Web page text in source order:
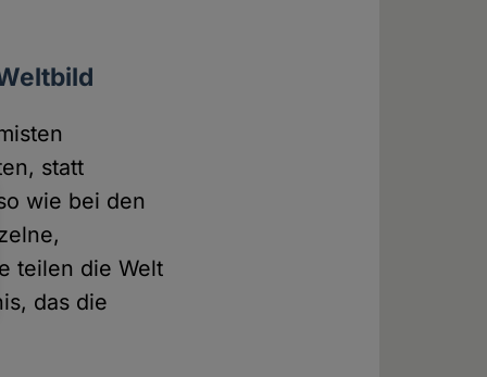
statt
wie bei den
teilen die Welt
das die